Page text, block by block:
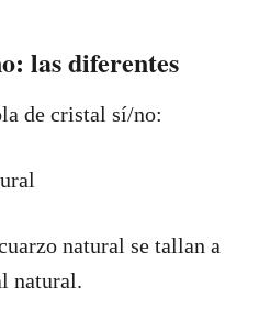
las diferentes
de cristal sí/no:
natural se tallan a
natural.